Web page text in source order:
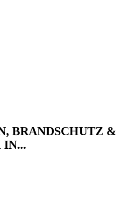
BRANDSCHUTZ &
IN...